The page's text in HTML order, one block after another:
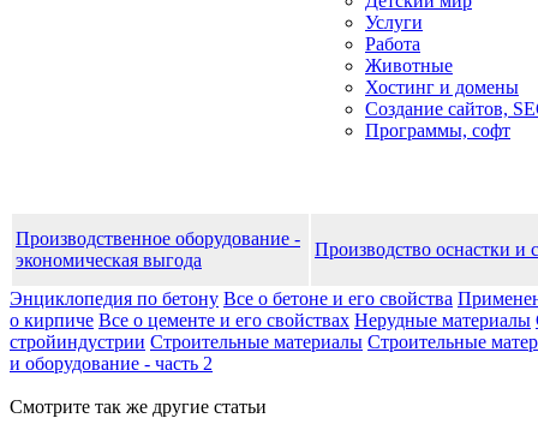
Услуги
Работа
Животные
Хостинг и домены
Создание сайтов,
Программы, софт
Производственное оборудование -
экономическая выгода
Производство оснастки и
Энциклопедия по бетону Все о бетоне и его свойства
о кирпиче Все о цементе и его свойствах Нерудные материалы
стройиндустрии Строительные материалы Строительные
и оборудование - часть 2
Смотрите так же другие статьи